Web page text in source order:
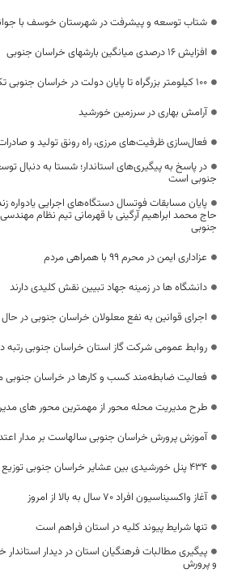
شتاب توسعه و پیشرفت در شهرستان خوسف با
افزایش 16 درصدی میانگین بارشهای خراسان جنوبی
۱۰۰ کیلومتر بزرگراه تا پایان دولت در خراسان جنوبی تکمیل می‌شود
آرامش بهاری در سرزمین خورشید
فعال‌سازی ظرفیت‌های مرزی، راه رونق تولید و
در پاسخ به پیگیری‌های استاندار؛ شستا به دنبال
جنوبی است
پایان مسابقات فوتسال دستگاه‌های اجرایی یادواره
حاج محمد ابراهیم آرگینی با قهرمانی تیم نظام
جنوبی
عزاداری ایمن در محرم ۹۹ با همراهی مردم
دانشگاه ها در زمینه جهاد تبیین نقش کلیدی دارند
اجرای قوانین به نفع معلولان خراسان جنوبی در
روابط عمومی شرکت گاز استان خراسان جنوبی
فعالیت ضابطه‌مند کسب و کارها در خراسان
طرح مدیریت محله‌ محور از مهمترین محور های
آموزش پرورش خراسان جنوبی سالهاست بر مدار
۴۳۴ پنل خورشیدی بین عشایر خراسان جنوبی توزیع شد
آغاز واکسیناسیون افراد ۷۰ سال به بالا از امروز
تنها شرایط پیوند کلیه در استان فراهم است
پیگیری مطالبات فرهنگیان استان در دیدار
و پرورش